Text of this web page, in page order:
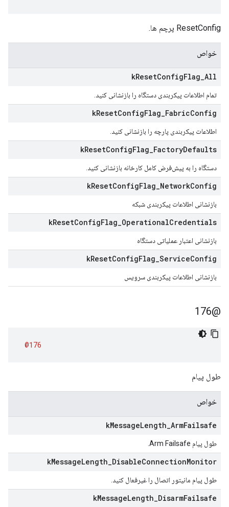
ResetConfig پرچم ها.
خواص
kResetConfigFlag All
تمام اطلاعات پیکربندی دستگاه را بازنشانی کنید.
kResetConfigFlag FabricConfig
اطلاعات پیکربندی پارچه را بازنشانی کنید.
kResetConfigFlag FactoryDefaults
دستگاه را به پیش‌فرض کامل کارخانه بازنشانی کنید.
kResetConfigFlag NetworkConfig
بازنشانی اطلاعات پیکربندی شبکه
kResetConfigFlag OperationalCredentials
بازنشانی اعتبار عملیاتی دستگاه
kResetConfigFlag ServiceConfig
بازنشانی اطلاعات پیکربندی سرویس
@176
@176
طول پیام
خواص
kMessageLength ArmFailsafe
طول پیام Arm Failsafe.
kMessageLength DisableConnectionMonitor
طول پیام مانیتور اتصال را غیرفعال کنید.
kMessageLength DisarmFailsafe